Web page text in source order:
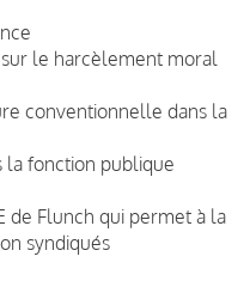
le harcèlement moral
conventionnelle dans la
la fonction publique
de Flunch qui permet à la
syndiqués